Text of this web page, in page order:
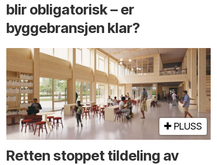
blir obligatorisk – er
byggebransjen klar?
PLUSS
Retten stoppet tildeling av